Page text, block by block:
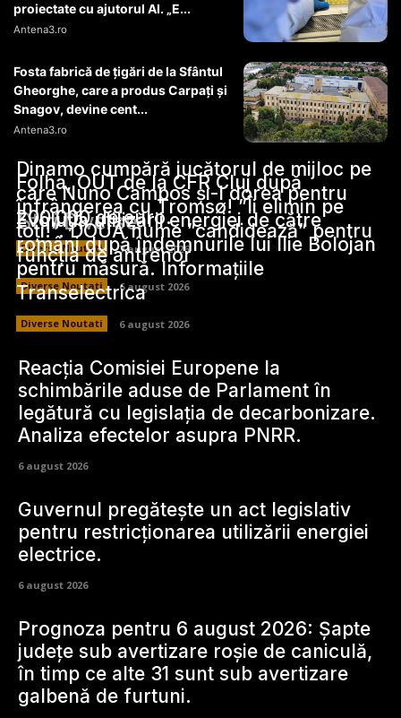
proiectate cu ajutorul AI. „E...
Antena3.ro
Fosta fabrică de țigări de la Sfântul
Gheorghe, care a produs Carpați și
Snagov, devine cent...
Antena3.ro
Stiri Diverse:
Dinamo cumpără jucătorul de mijloc pe
care Nuno Campos și-l dorea pentru
200.000 de euro.
Diverse Noutati 7 august 2026
Folha, OUT de la CFR Cluj după
înfrângerea cu Tromsø! ”Îi elimin pe
toți!”. DOUĂ nume ”candidează” pentru
funcția de antrenor
Diverse Noutati 6 august 2026
Evoluția utilizării energiei de către
români după îndemnurile lui Ilie Bolojan
pentru măsură. Informațiile
Transelectrica
Diverse Noutati 6 august 2026
Reacția Comisiei Europene la
schimbările aduse de Parlament în
legătură cu legislația de decarbonizare.
Analiza efectelor asupra PNRR.
6 august 2026
Guvernul pregătește un act legislativ
pentru restricționarea utilizării energiei
electrice.
6 august 2026
Prognoza pentru 6 august 2026: Șapte
județe sub avertizare roșie de caniculă,
în timp ce alte 31 sunt sub avertizare
galbenă de furtuni.